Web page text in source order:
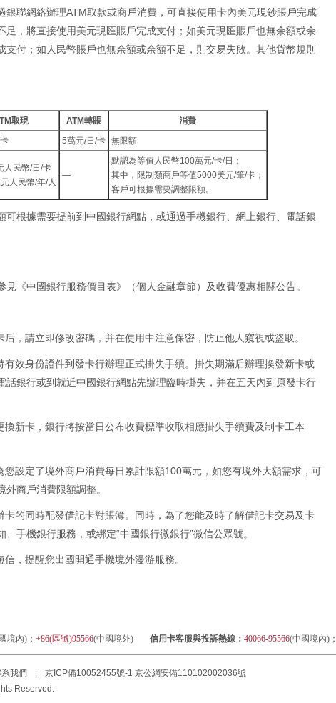
銀聯網絡辦理ATM取款或商戶消費，可直接使用卡內美元現鈔賬戶完成
足，將直接使用美元現匯賬戶完成支付；如美元現匯賬戶也無余額或余
付；如人民幣賬戶也無余額或余額不足，則交易失敗。其他貨幣規則
取現 ATM轉賬
消費
5萬元/日/卡 無限額
人民幣/日/卡
人民幣/年/人
—
默認為等值人民幣100萬元/卡/日；
其中，限制類商戶等值5000美元/筆/卡；
客戶可根據需要調整限額。
可根據需要提前到中國銀行網點，或通過手機銀行、網上銀行、電話銀
見《中國銀行服務價目表》（個人金融章節）及收費優惠相關公告。
，請立即修改密碼，并在使用中注意保密，防止他人窺視或盜取。
有效身份證件到發卡行辦理正式掛失手續。掛失期滿后辦理換發新卡或
話銀行或到就近中國銀行網點先辦理臨時掛失，并在五天內到原發卡行
新卡，銀行將按當日公布收費標準收取相應掛失手續費及制卡工本
設定了境外商戶消費每日累計限額100萬元，如您有境外大額需求，可
商戶消費限額調整。
的同時配發借記卡對賬簿。同時，為了您能及時了解借記卡交易及卡
手機銀行服務，或綁定“中國銀行微銀行”微信公眾號。
，提醒您出國開通手機境外漫游服務。
境內)； +86(區號)95566(中國境外) 信用卡客服與投訴熱線： 40066-95566(中國境內)；
我們 京ICP備10052455號-1 京公網安備110102002036號
Reserved.